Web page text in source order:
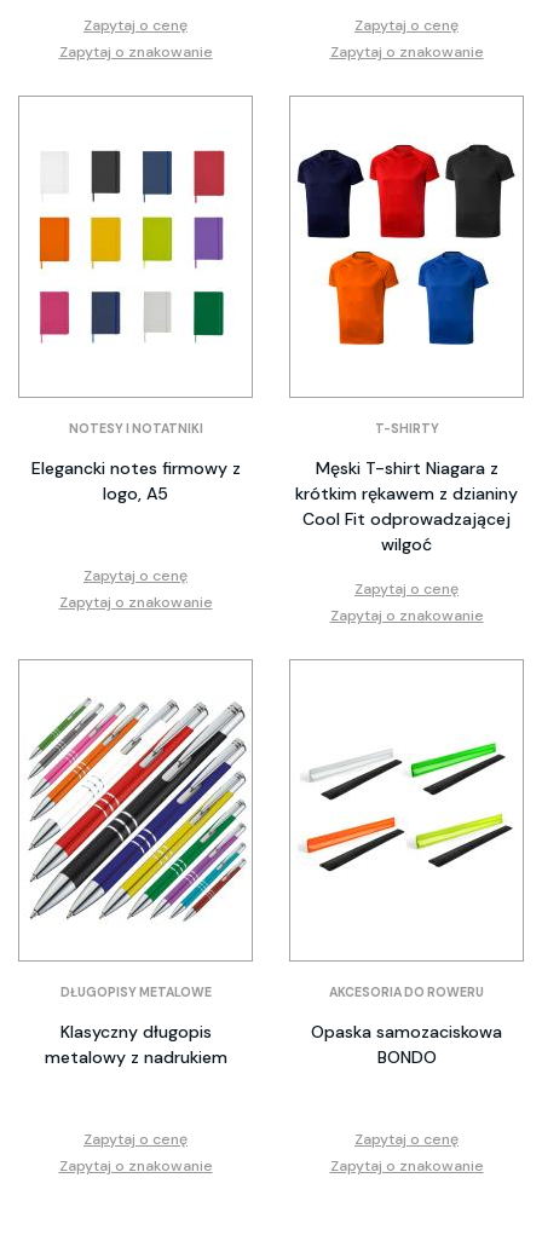
Zapytaj o cenę
Zapytaj o znakowanie
Zapytaj o cenę
Zapytaj o znakowanie
NOTESY I NOTATNIKI
Elegancki notes firmowy z
logo, A5
Zapytaj o cenę
Zapytaj o znakowanie
T-SHIRTY
Męski T-shirt Niagara z
krótkim rękawem z dzianiny
Cool Fit odprowadzającej
wilgoć
Zapytaj o cenę
Zapytaj o znakowanie
DŁUGOPISY METALOWE
Klasyczny długopis
metalowy z nadrukiem
Zapytaj o cenę
Zapytaj o znakowanie
AKCESORIA DO ROWERU
Opaska samozaciskowa
BONDO
Zapytaj o cenę
Zapytaj o znakowanie